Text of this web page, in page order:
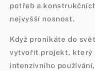
potřeb a
nejvyšší nosnost.
Když pronikáte do
vytvořit projekt, který
intenzivního